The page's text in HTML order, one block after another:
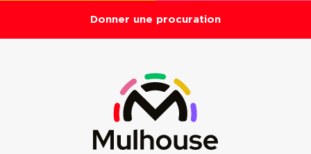
Donner une procuration